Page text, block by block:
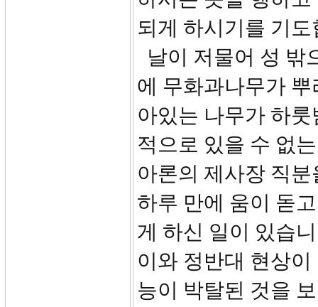
되게 하시기를 기도
날이 저물어 성 밖
에 무화과나무가
아있는 나무가 하
적으로 있을 수 없
아론의 제사장 직
하루 만에 움이 돋
게 하신 일이 있습
이와 정반대 현상
능이 박탈된 것을